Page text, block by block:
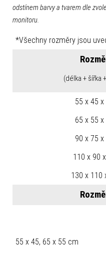
odstínem barvy a tvarem dle
monitoru.
*Všechny rozměry jsou
(délka + šířka
55 x 45 x
65 x 55 x
90 x 75 x
110 x 90
130 x 110
55 x 45, 65 x 55 cm